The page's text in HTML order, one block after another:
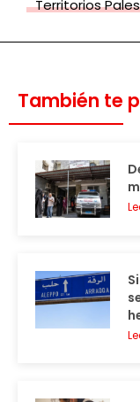
Territorios
También te